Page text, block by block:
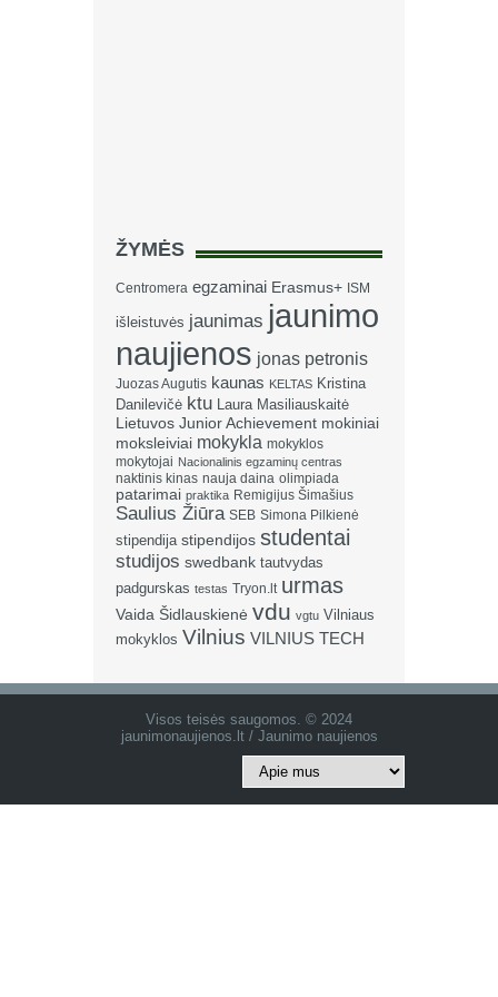
ŽYMĖS
Centromera egzaminai Erasmus+ ISM
išleistuvės jaunimas jaunimo
naujienos jonas petronis
Juozas Augutis kaunas KELTAS Kristina
Danilevičė ktu Laura Masiliauskaitė
Lietuvos Junior Achievement mokiniai
moksleiviai mokykla mokyklos
mokytojai Nacionalinis egzaminų centras
naktinis kinas nauja daina olimpiada
patarimai praktika Remigijus Šimašius
Saulius Žiūra SEB Simona Pilkienė
stipendija stipendijos studentai
studijos swedbank tautvydas
padgurskas testas Tryon.lt urmas
Vaida Šidlauskienė vdu vgtu Vilniaus
mokyklos Vilnius VILNIUS TECH
Visos teisės saugomos. © 2024
jaunimonaujienos.lt / Jaunimo naujienos